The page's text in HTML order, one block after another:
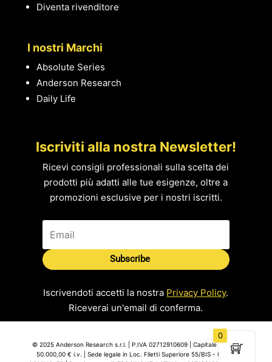
Diventa rivenditore
I nostri Marchi
Absolute Series
Anderson Research
Daily Life
Iscriviti alla nostra Newsletter!
Ricevi consigli professionali sulla scelta dei
prodotti più adatti alle tue esigenze, oltre a
promozioni esclusive per i nostri iscritti.
Subscribe
Iscrivendoti accetti la nostra Privacy Policy.
Riceverai un'email di conferma.
© 2025 Anderson Research s.r.l. | P.IVA 02712910609 | Capitale Sociale
50.000,00 € i.v. | Sede legale in Loc. Filetti Superiore 55/BIS - 03031
0